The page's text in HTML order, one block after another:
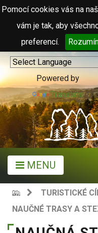
Pomocí cookies vás na
vám je tak, aby
preferencí.
Powered by
Translate
MENU
TURISTICKÉ
NAUČNÉ TRASY A